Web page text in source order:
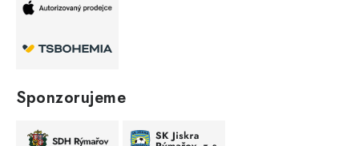
Sponzorujeme